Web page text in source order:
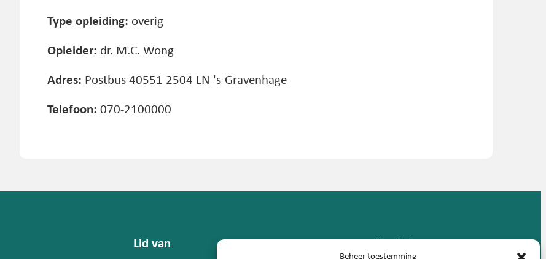
Beheer toestemming
Type opleiding: overig
Opleider: dr. M.C. Wong
Adres: Postbus 40551 2504 LN 's-Gravenhage
Telefoon: 070-2100000
Lid van Handige links